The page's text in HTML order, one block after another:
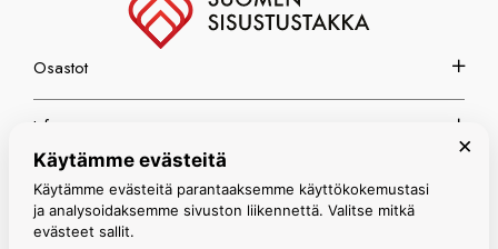
Osastot
Info
Espoon myymälä
×
Käytämme evästeitä
Käytämme evästeitä parantaaksemme käyttökokemustasi
ja analysoidaksemme sivuston liikennettä. Valitse mitkä
evästeet sallit.